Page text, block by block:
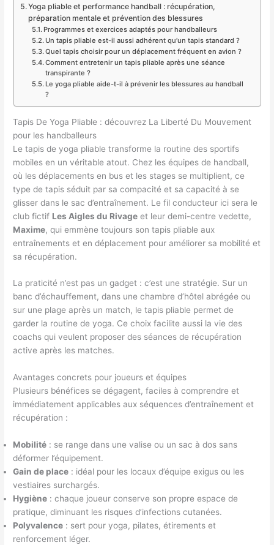
Yoga pliable et performance handball : récupération,
préparation mentale et prévention des blessures
Programmes et exercices adaptés pour handballeurs
Un tapis pliable est-il aussi adhérent qu’un tapis standard ?
Quel tapis choisir pour un déplacement fréquent en avion ?
Comment entretenir un tapis pliable après une séance
transpirante ?
Le yoga pliable aide-t-il à prévenir les blessures au handball
?
Tapis De Yoga Pliable : découvrez La Liberté Du Mouvement
pour les handballeurs
Le tapis de yoga pliable transforme la routine des sportifs
mobiles en un véritable atout. Chez les équipes de handball,
où les déplacements en bus et les stages se multiplient, ce
type de tapis séduit par sa compacité et sa capacité à se
glisser dans le sac d’entraînement. Le fil conducteur ici sera le
club fictif Les Aigles du Rivage et leur demi-centre vedette,
Maxime, qui emmène toujours son tapis pliable aux
entraînements et en déplacement pour améliorer sa mobilité et
sa récupération.
La praticité n’est pas un gadget : c’est une stratégie. Sur un
banc d’échauffement, dans une chambre d’hôtel abrégée ou
sur une plage après un match, le tapis pliable permet de
garder la routine de yoga. Ce choix facilite aussi la vie des
coachs qui veulent proposer des séances de récupération
active après les matches.
Avantages concrets pour joueurs et équipes
Plusieurs bénéfices se dégagent, faciles à comprendre et
immédiatement applicables aux séquences d’entraînement et
récupération :
Mobilité : se range dans une valise ou un sac à dos sans
déformer l’équipement.
Gain de place : idéal pour les locaux d’équipe exigus ou les
vestiaires surchargés.
Hygiène : chaque joueur conserve son propre espace de
pratique, diminuant les risques d’infections cutanées.
Polyvalence : sert pour yoga, pilates, étirements et
renforcement léger.